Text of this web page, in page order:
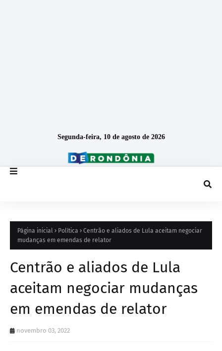
Segunda-feira, 10 de agosto de 2026
Página inicial Política
Centrão e aliados de Lula aceitam negociar
mudanças em emendas de relator
Centrão e aliados de Lula
aceitam negociar mudanças
em emendas de relator
novembro 03, 2022